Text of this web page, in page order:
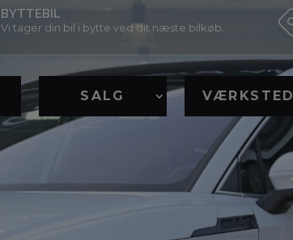
BYTTEBIL
Vi tager din bil i bytte ved dit næste bilkøb.
SALG VÆRKSTED